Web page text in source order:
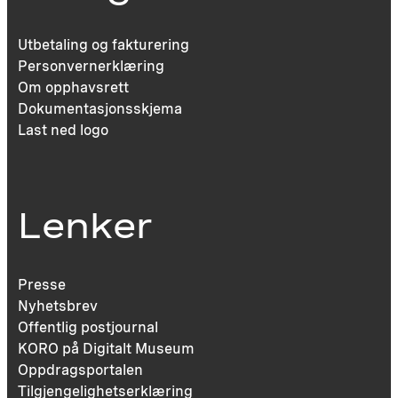
Utbetaling og fakturering
Personvernerklæring
Om opphavsrett
Dokumentasjonsskjema
Last ned logo
Lenker
Presse
Nyhetsbrev
Offentlig postjournal
KORO på Digitalt Museum
Oppdragsportalen
Tilgjengelighetserklæring